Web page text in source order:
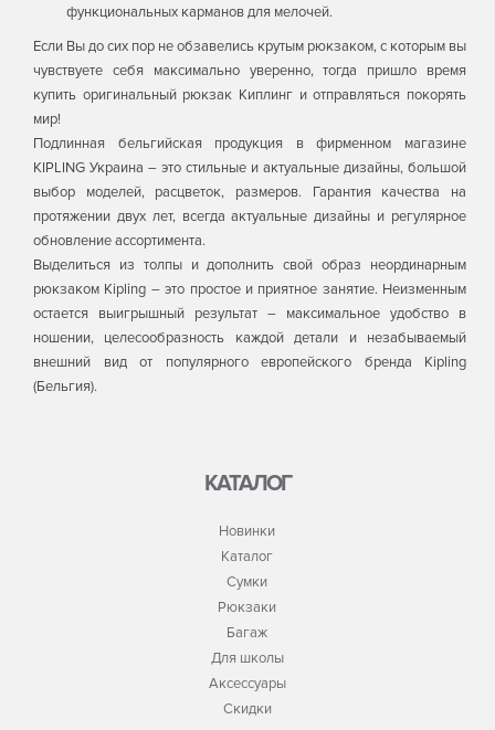
функциональных карманов для мелочей.
Если Вы до сих пор не обзавелись крутым рюкзаком, с которым вы
чувствуете себя максимально уверенно, тогда пришло время
купить оригинальный рюкзак Киплинг и отправляться покорять
мир!
Подлинная бельгийская продукция в фирменном магазине
KIPLING Украина – это стильные и актуальные дизайны, большой
выбор моделей, расцветок, размеров. Гарантия качества на
протяжении двух лет, всегда актуальные дизайны и регулярное
обновление ассортимента.
Выделиться из толпы и дополнить свой образ неординарным
рюкзаком Kipling – это простое и приятное занятие. Неизменным
остается выигрышный результат – максимальное удобство в
ношении, целесообразность каждой детали и незабываемый
внешний вид от популярного европейского бренда Kipling
(Бельгия).
КАТАЛОГ
Новинки
Каталог
Сумки
Рюкзаки
Багаж
Для школы
Аксессуары
Скидки